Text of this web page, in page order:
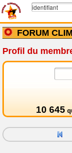
FORUM
Profil du
10 645